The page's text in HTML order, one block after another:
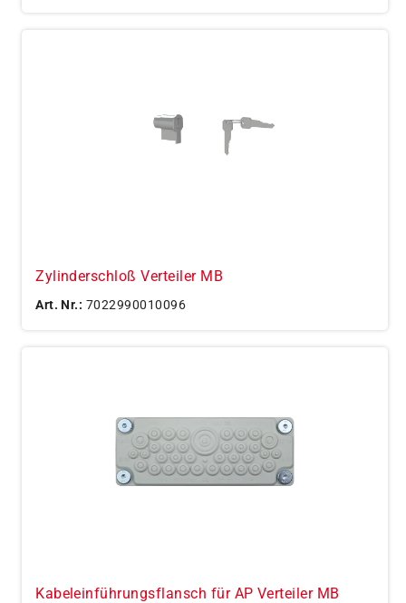
Zylinderschloß Verteiler MB
Art. Nr.: 7022990010096
Kabeleinführungsflansch für AP Verteiler MB